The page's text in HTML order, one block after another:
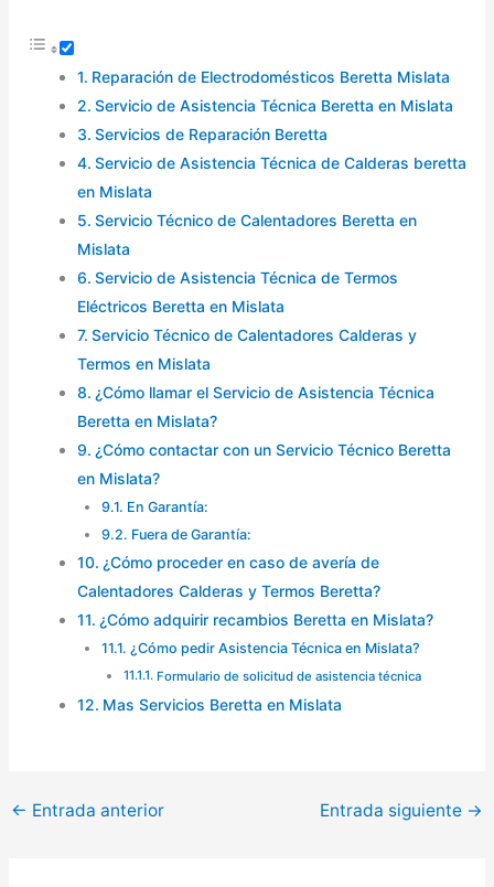
Reparación de Electrodomésticos Beretta Mislata
Servicio de Asistencia Técnica Beretta en Mislata
Servicios de Reparación Beretta
Servicio de Asistencia Técnica de Calderas beretta
en Mislata
Servicio Técnico de Calentadores Beretta en
Mislata
Servicio de Asistencia Técnica de Termos
Eléctricos Beretta en Mislata
Servicio Técnico de Calentadores Calderas y
Termos en Mislata
¿Cómo llamar el Servicio de Asistencia Técnica
Beretta en Mislata?
¿Cómo contactar con un Servicio Técnico Beretta
en Mislata?
En Garantía:
Fuera de Garantía:
¿Cómo proceder en caso de avería de
Calentadores Calderas y Termos Beretta?
¿Cómo adquirir recambios Beretta en Mislata?
¿Cómo pedir Asistencia Técnica en Mislata?
Formulario de solicitud de asistencia técnica
Mas Servicios Beretta en Mislata
← Entrada anterior Entrada siguiente →